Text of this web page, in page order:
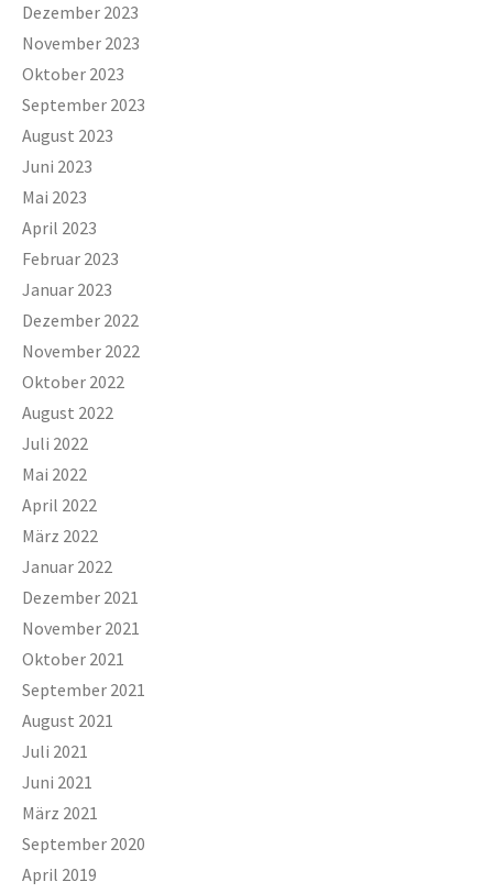
Dezember 2023
November 2023
Oktober 2023
September 2023
August 2023
Juni 2023
Mai 2023
April 2023
Februar 2023
Januar 2023
Dezember 2022
November 2022
Oktober 2022
August 2022
Juli 2022
Mai 2022
April 2022
März 2022
Januar 2022
Dezember 2021
November 2021
Oktober 2021
September 2021
August 2021
Juli 2021
Juni 2021
März 2021
September 2020
April 2019